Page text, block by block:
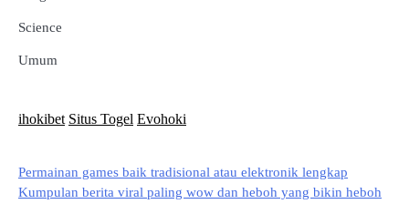
Science
Umum
ihokibet Situs Togel Evohoki
Permainan games baik tradisional atau elektronik lengkap
Kumpulan berita viral paling wow dan heboh yang bikin heboh